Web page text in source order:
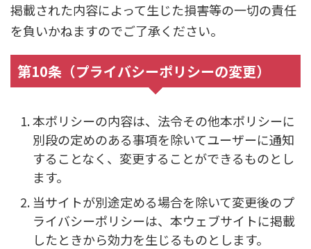
掲載された内容によって生じた損害等の一切の責任
を負いかねますのでご了承ください。
第10条（プライバシーポリシーの変更）
本ポリシーの内容は、法令その他本ポリシーに
別段の定めのある事項を除いてユーザーに通知
することなく、変更することができるものとし
ます。
当サイトが別途定める場合を除いて変更後のプ
ライバシーポリシーは、本ウェブサイトに掲載
したときから効力を生じるものとします。